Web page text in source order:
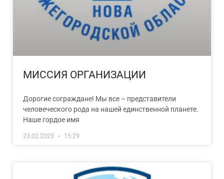
МИССИЯ ОРГАНИЗАЦИИ
Дорогие сограждане! Мы все – представители
человеческого рода на нашей единственной планете.
Наше гордое имя
23.02.2023 15:29